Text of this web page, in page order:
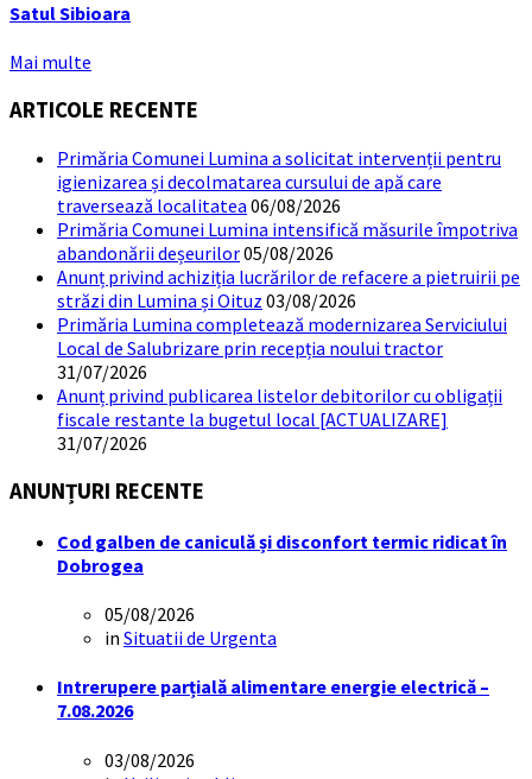
Satul Sibioara
Mai multe
ARTICOLE RECENTE
Primăria Comunei Lumina a solicitat intervenții pentru
igienizarea și decolmatarea cursului de apă care
traversează localitatea 06/08/2026
Primăria Comunei Lumina intensifică măsurile împotriva
abandonării deșeurilor05/08/2026
Anunț privind achiziția lucrărilor de refacere a pietruirii pe
străzi din Lumina și Oituz 03/08/2026
Primăria Lumina completează modernizarea Serviciului
Local de Salubrizare prin recepția noului tractor
31/07/2026
Anunț privind publicarea listelor debitorilor cu obligații
fiscale restante la bugetul local [ACTUALIZARE]
31/07/2026
ANUNȚURI RECENTE
Cod galben de caniculă și disconfort termic ridicat în
Dobrogea
05/08/2026
in Situatii de Urgenta
Intrerupere parțială alimentare energie electrică –
7.08.2026
03/08/2026